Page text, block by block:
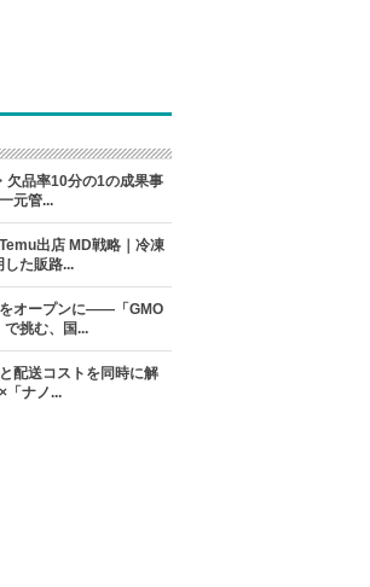
欠品率10分の1の成果事
元管...
出店 MD戦略｜冷凍
た販路...
オープンに――「GMO
で挑む、国...
配送コストを同時に解
ナノ...